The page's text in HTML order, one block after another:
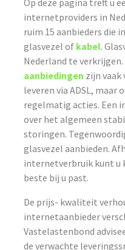
Op deze pagina treft u
internetproviders in
ruim 15 aanbieders die
glasvezel of kabel.
Nederland te
aanbiedingen zijn
leveren via ADSL, maar
regelmatig acties. Een
over het algemeen
storingen.
glasvezel aanbieden.
internetverbruik kunt u
beste bij u past.
De prijs- kwaliteit
internetaanbieder
Vastelastenbond
de verwachte